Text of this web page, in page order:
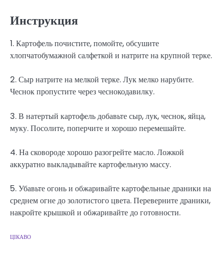
Инструкция
1. Картофель почистите, помойте, обсушите
хлопчатобумажной салфеткой и натрите на крупной терке.
2. Сыр натрите на мелкой терке. Лук мелко нарубите.
Чеснок пропустите через чеснокодавилку.
3. В натертый картофель добавьте сыр, лук, чеснок, яйца,
муку. Посолите, поперчите и хорошо перемешайте.
4. На сковороде хорошо разогрейте масло. Ложкой
аккуратно выкладывайте картофельную массу.
5. Убавьте огонь и обжаривайте картофельные драники на
среднем огне до золотистого цвета. Переверните драники,
накройте крышкой и обжаривайте до готовности.
ЦІКАВО